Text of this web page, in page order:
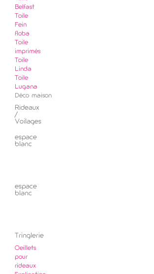
Belfast
Toile
Fein
floba
Toile
imprimés
Toile
Linda
Toile
Lugana
Déco maison
Rideaux
/
Voilages
espace
blanc
espace
blanc
Tringlerie
Oeillets
pour
rideaux